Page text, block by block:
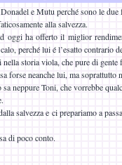
e Mutu perché sono le due
alla salvezza.
oggi ha offerto il miglior
perché lui é l’esatto contrario
storia viola, che pure di gente
forse neanche lui, ma soprattutto
neppure Toni, che vorrebbe
salvezza e ci prepariamo a
di poco conto.